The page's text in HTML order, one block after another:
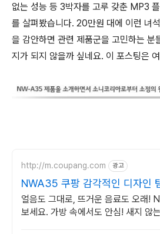
없는 성능 등 3박자를 고루 갖춘 MP3
를 살펴봤습니다. 20만원 대에 이런 녀
을 감안하면 관련 제품군을 고민하는 분
지가 되지 않을까 싶네요. 이 포스팅은
http://m.coupang.com 광고
NWA35 쿠팡 감각적인 디자인
얼음도 그대로, 뜨거운 음료도 오래!
보세요. 가방 속에서도 안심! 새지 않